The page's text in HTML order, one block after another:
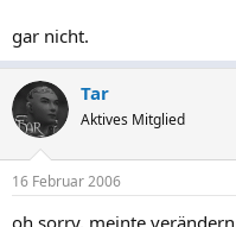
gar nicht.
Tar
Aktives Mitglied
16 Februar 2006
oh sorry, meinte verändern